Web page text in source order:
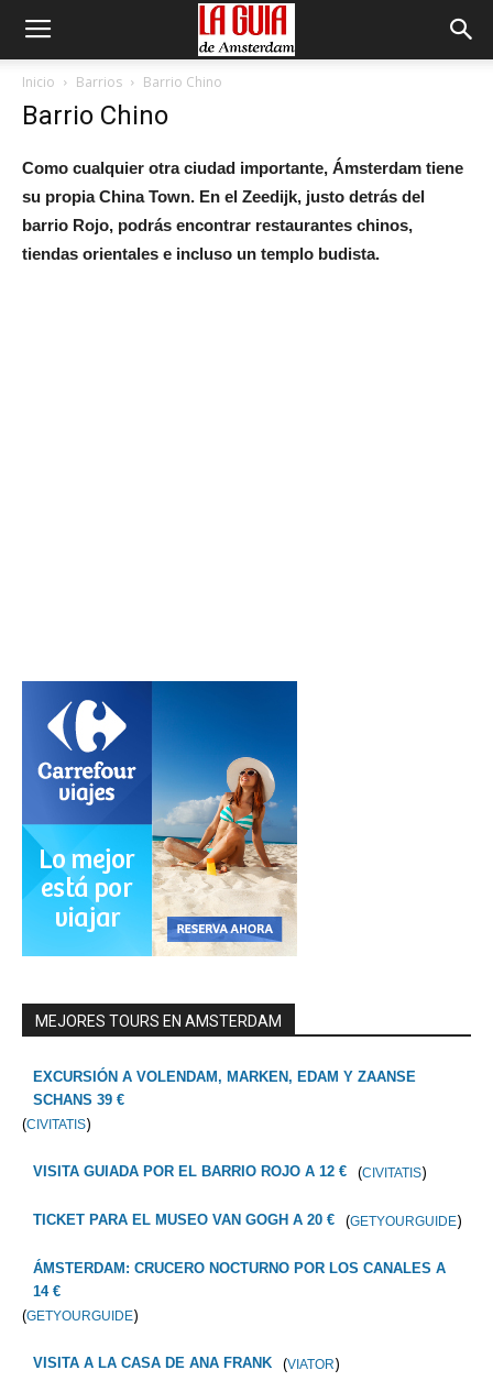
Inicio Barrios Barrio Chino
Barrio Chino
Como cualquier otra ciudad importante, Ámsterdam tiene
su propia China Town. En el Zeedijk, justo detrás del
barrio Rojo, podrás encontrar restaurantes chinos,
tiendas orientales e incluso un templo budista.
MEJORES TOURS EN AMSTERDAM
EXCURSIÓN A VOLENDAM, MARKEN, EDAM Y ZAANSE
SCHANS 39 €
(CIVITATIS)
VISITA GUIADA POR EL BARRIO ROJO A 12 € (CIVITATIS)
TICKET PARA EL MUSEO VAN GOGH A 20 € (GETYOURGUIDE)
ÁMSTERDAM: CRUCERO NOCTURNO POR LOS CANALES A
14 €
(GETYOURGUIDE)
VISITA A LA CASA DE ANA FRANK (VIATOR)